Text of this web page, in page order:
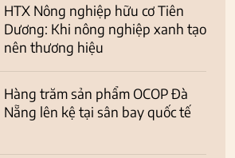
HTX Nông nghiệp hữu cơ Tiên
Dương: Khi nông nghiệp xanh tạo
nên thương hiệu
Hàng trăm sản phẩm OCOP Đà
Nẵng lên kệ tại sân bay quốc tế